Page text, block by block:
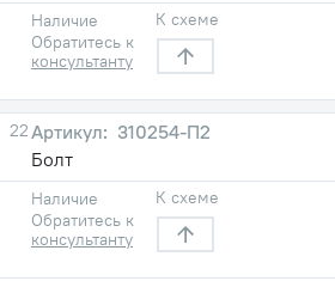
Наличие
Обратитесь к
консультанту
К схеме
22
310254-П2
Болт
Наличие
Обратитесь к
консультанту
К схеме